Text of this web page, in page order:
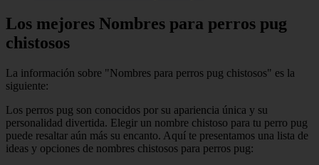
Los mejores Nombres para perros pug
chistosos
La información sobre "Nombres para perros pug chistosos" es la
siguiente:
Los perros pug son conocidos por su apariencia única y su
personalidad divertida. Elegir un nombre chistoso para tu perro pug
puede resaltar aún más su encanto. Aquí te presentamos una lista de
ideas y opciones de nombres chistosos para perros pug: